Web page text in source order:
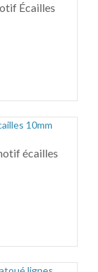
Écailles
écailles